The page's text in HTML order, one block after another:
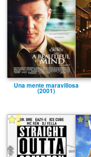
Una mente maravillosa
(2001)
- -